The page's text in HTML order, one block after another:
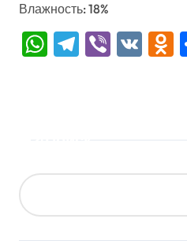
Влажность: 18%
WhatsApp
Telegram
Viber
VK